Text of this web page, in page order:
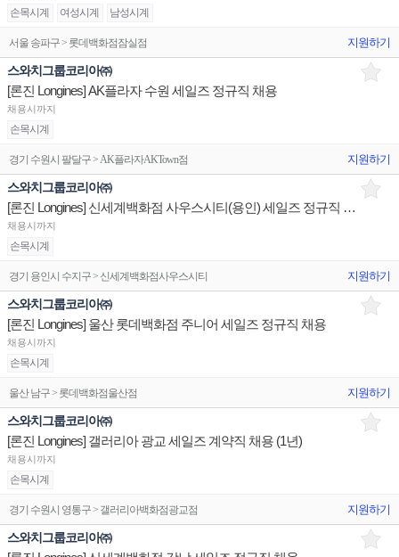
손목시계 여성시계 남성시계
서울 송파구 > 롯데백화점잠실점 지원하기
스와치그룹코리아㈜
[론진 Longines] AK플라자 수원 세일즈 정규직 채용
채용시까지
손목시계
경기 수원시 팔달구 > AK플라자AKTown점 지원하기
스와치그룹코리아㈜
[론진 Longines] 신세계백화점 사우스시티(용인) 세일즈 정규직 채용
채용시까지
손목시계
경기 용인시 수지구 > 신세계백화점사우스시티 지원하기
스와치그룹코리아㈜
[론진 Longines] 울산 롯데백화점 주니어 세일즈 정규직 채용
채용시까지
손목시계
울산 남구 > 롯데백화점울산점 지원하기
스와치그룹코리아㈜
[론진 Longines] 갤러리아 광교 세일즈 계약직 채용 (1년)
채용시까지
손목시계
경기 수원시 영통구 > 갤러리아백화점광교점 지원하기
스와치그룹코리아㈜